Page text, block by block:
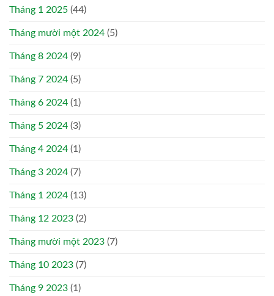
Tháng 1 2025 (44)
Tháng mười một 2024 (5)
Tháng 8 2024 (9)
Tháng 7 2024 (5)
Tháng 6 2024 (1)
Tháng 5 2024 (3)
Tháng 4 2024 (1)
Tháng 3 2024 (7)
Tháng 1 2024 (13)
Tháng 12 2023 (2)
Tháng mười một 2023 (7)
Tháng 10 2023 (7)
Tháng 9 2023 (1)